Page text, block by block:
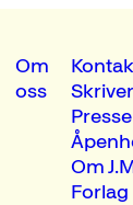
Om
oss
Presse
Om
Forlag